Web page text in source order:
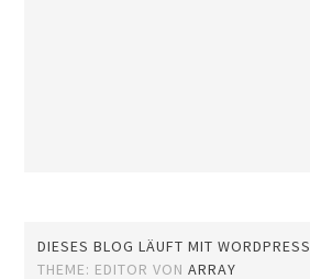
DIESES BLOG LÄUFT MIT WORDPRESS
THEME: EDITOR VONARRAY